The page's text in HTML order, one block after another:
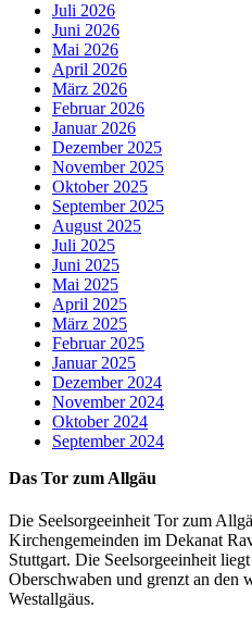
Juli 2026
Juni 2026
Mai 2026
April 2026
März 2026
Februar 2026
Januar 2026
Dezember 2025
November 2025
Oktober 2025
September 2025
August 2025
Juli 2025
Juni 2025
Mai 2025
April 2025
März 2025
Februar 2025
Januar 2025
Dezember 2024
November 2024
Oktober 2024
September 2024
Das Tor zum Allgäu
Die Seelsorgeeinheit Tor zum
Kirchengemeinden im Dekanat
Stuttgart. Die Seelsorgeeinheit
Oberschwaben und grenzt an den
Westallgäus.